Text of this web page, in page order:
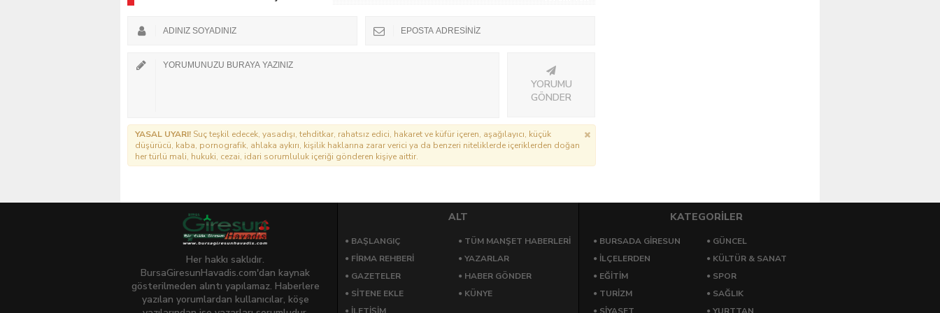
YORUMU
GÖNDER
YASAL UYARI! Suç teşkil edecek, yasadışı, tehditkar, rahatsız edici, hakaret ve küfür içeren, aşağılayıcı, küçük
düşürücü, kaba, pornografik, ahlaka aykırı, kişilik haklarına zarar verici ya da benzeri niteliklerde içeriklerden doğan
her türlü mali, hukuki, cezai, idari sorumluluk içeriği gönderen kişiye aittir.
Her hakkı saklıdır.
BursaGiresunHavadis.com'dan kaynak
gösterilmeden alıntı yapılamaz. Haberlere
yazılan yorumlardan kullanıcılar, köşe
ALT
BAŞLANGIÇ
TÜM MANŞET HABERLERİ
FİRMA REHBERİ
YAZARLAR
GAZETELER
HABER GÖNDER
SİTENE EKLE
KÜNYE
KATEGORİLER
BURSADA GİRESUN
GÜNCEL
İLÇELERDEN
KÜLTÜR & SANAT
EĞİTİM
SPOR
TURİZM
SAĞLIK